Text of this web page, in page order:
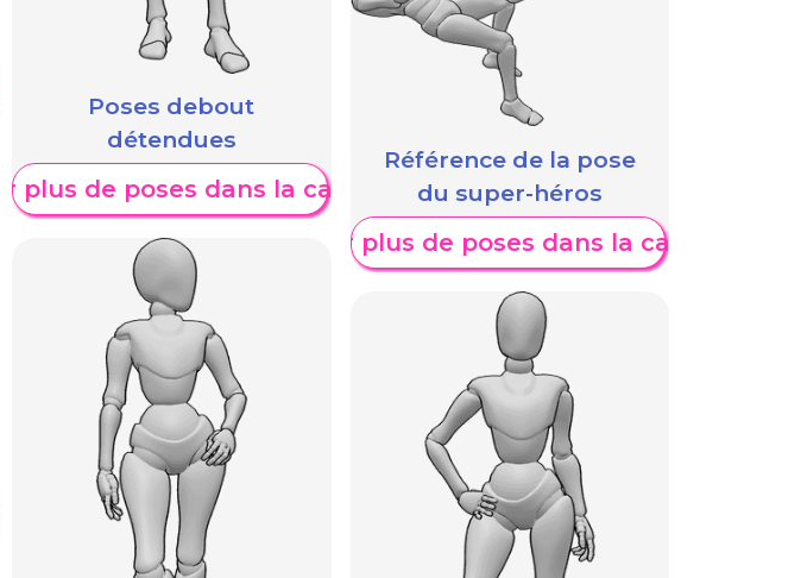
Poses debout
détendues
plus de poses dans la catégorie
Référence de la pose
du super-héros
Afficher plus de poses dans la catégorie